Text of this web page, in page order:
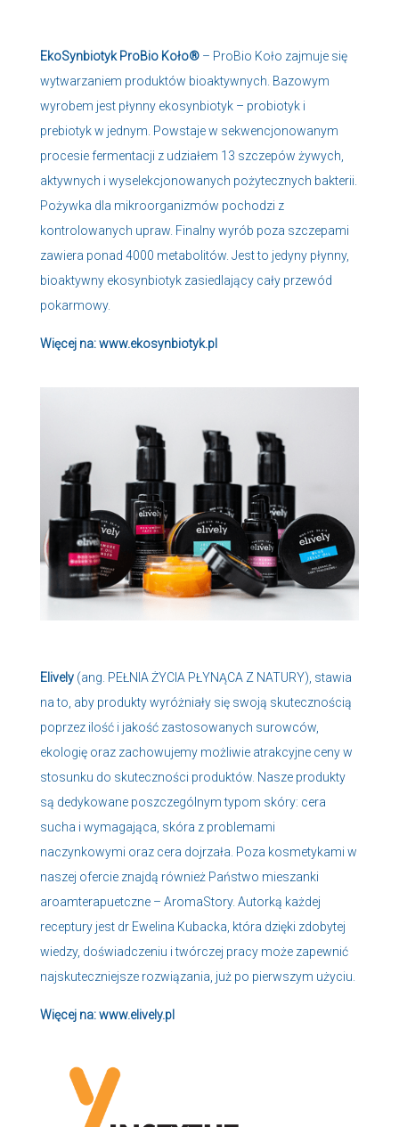
EkoSynbiotyk ProBio Koło® – ProBio Koło zajmuje się
wytwarzaniem produktów bioaktywnych. Bazowym
wyrobem jest płynny ekosynbiotyk – probiotyk i
prebiotyk w jednym. Powstaje w sekwencjonowanym
procesie fermentacji z udziałem 13 szczepów żywych,
aktywnych i wyselekcjonowanych pożytecznych bakterii.
Pożywka dla mikroorganizmów pochodzi z
kontrolowanych upraw. Finalny wyrób poza szczepami
zawiera ponad 4000 metabolitów. Jest to jedyny płynny,
bioaktywny ekosynbiotyk zasiedlający cały przewód
pokarmowy.
Więcej na:www.ekosynbiotyk.pl
Elively (ang. PEŁNIA ŻYCIA PŁYNĄCA Z NATURY), stawia
na to, aby produkty wyróżniały się swoją skutecznością
poprzez ilość i jakość zastosowanych surowców,
ekologię oraz zachowujemy możliwie atrakcyjne ceny w
stosunku do skuteczności produktów. Nasze produkty
są dedykowane poszczególnym typom skóry: cera
sucha i wymagająca, skóra z problemami
naczynkowymi oraz cera dojrzała. Poza kosmetykami w
naszej ofercie znajdą również Państwo mieszanki
aroamterapuetczne – AromaStory. Autorką każdej
receptury jest dr Ewelina Kubacka, która dzięki zdobytej
wiedzy, doświadczeniu i twórczej pracy może zapewnić
najskuteczniejsze rozwiązania, już po pierwszym użyciu.
Więcej na:www.elively.pl